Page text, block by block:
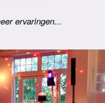
ervaringen...